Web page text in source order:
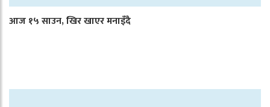
आज १५ साउन, खिर खाएर मनाइँदै